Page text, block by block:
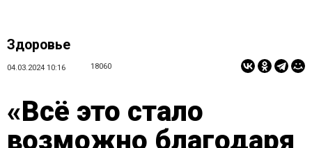
Здоровье
04.03.2024 10:16 18060
«Всё это стало
возможно благодаря